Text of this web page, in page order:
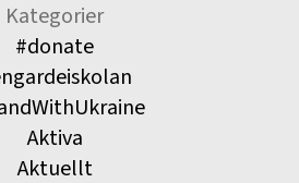
Kategorier
#donate
Aktiva
Aktuellt